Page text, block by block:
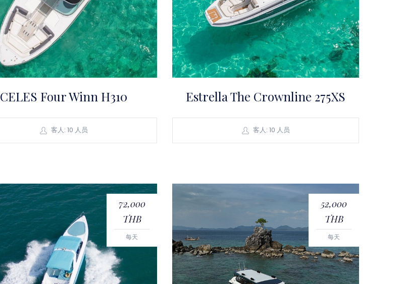
CELES Four Winn H310
客人: 10 人员
Estrella The Crownline 275XS
客人: 10 人员
72,000
THB
每天
52,000
THB
每天